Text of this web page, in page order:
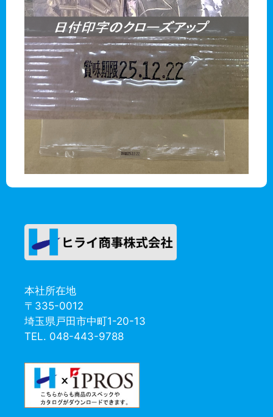
本社所在地
〒335-0012
埼玉県戸田市中町1-20-13
TEL. 048-443-9788